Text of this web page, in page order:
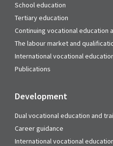
School education
Tertiary education
Continuing vocational education
The labour market and
International vocational
Publications
Development
Dual vocational education and
Career guidance
International vocational